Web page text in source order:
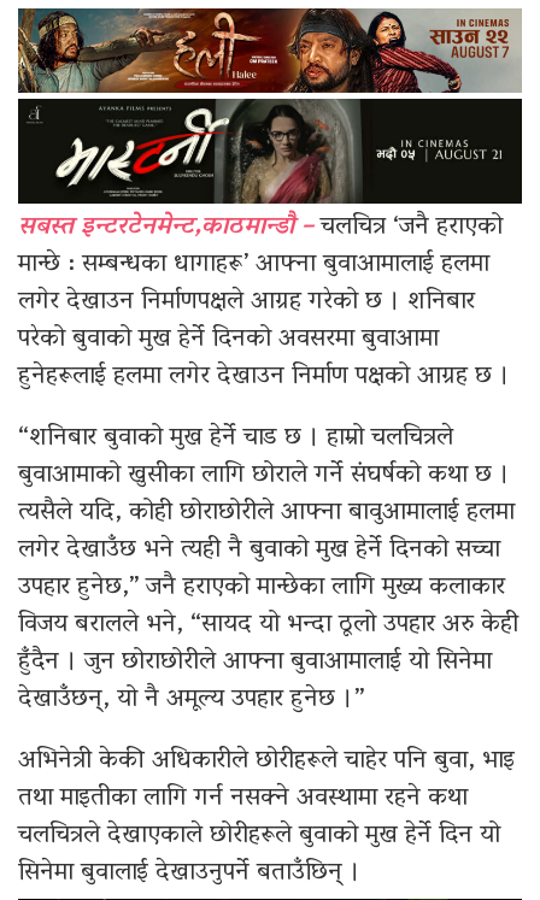
सबस्त इन्टरटेनमेन्ट,काठमान्डौ –चलचित्र ‘जनै हराएको
मान्छे : सम्बन्धका धागाहरू’ आफ्ना बुवाआमालाई हलमा
लगेर देखाउन निर्माणपक्षले आग्रह गरेको छ । शनिबार
परेको बुवाको मुख हेर्ने दिनको अवसरमा बुवाआमा
हुनेहरूलाई हलमा लगेर देखाउन निर्माण पक्षको आग्रह छ ।
“शनिबार बुवाको मुख हेर्ने चाड छ । हाम्रो चलचित्रले
बुवाआमाको खुसीका लागि छोराले गर्ने संघर्षको कथा छ ।
त्यसैले यदि, कोही छोराछोरीले आफ्ना बावुआमालाई हलमा
लगेर देखाउँछ भने त्यही नै बुवाको मुख हेर्ने दिनको सच्चा
उपहार हुनेछ,” जनै हराएको मान्छेका लागि मुख्य कलाकार
विजय बरालले भने, “सायद यो भन्दा ठूलो उपहार अरु केही
हुँदैन । जुन छोराछोरीले आफ्ना बुवाआमालाई यो सिनेमा
देखाउँछन्, यो नै अमूल्य उपहार हुनेछ ।”
अभिनेत्री केकी अधिकारीले छोरीहरूले चाहेर पनि बुवा, भाइ
तथा माइतीका लागि गर्न नसक्ने अवस्थामा रहने कथा
चलचित्रले देखाएकाले छोरीहरूले बुवाको मुख हेर्ने दिन यो
सिनेमा बुवालाई देखाउनुपर्ने बताउँछिन् ।